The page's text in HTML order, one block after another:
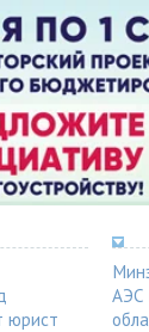
юрист
АЭС